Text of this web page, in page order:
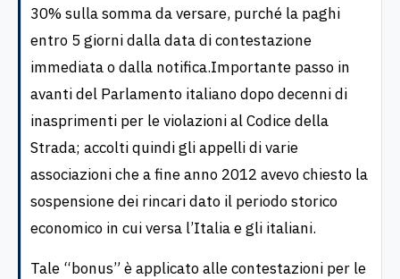
30% sulla somma da versare, purché la paghi
entro 5 giorni dalla data di contestazione
immediata o dalla notifica.Importante passo in
avanti del Parlamento italiano dopo decenni di
inasprimenti per le violazioni al Codice della
Strada; accolti quindi gli appelli di varie
associazioni che a fine anno 2012 avevo chiesto la
sospensione dei rincari dato il periodo storico
economico in cui versa l’Italia e gli italiani.
Tale “bonus” è applicato alle contestazioni per le